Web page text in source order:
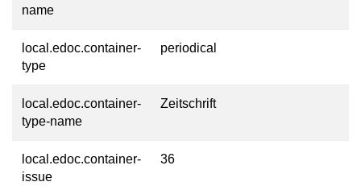
name
local.edoc.container-
type
periodical
local.edoc.container-
type-name
Zeitschrift
local.edoc.container-
issue
36